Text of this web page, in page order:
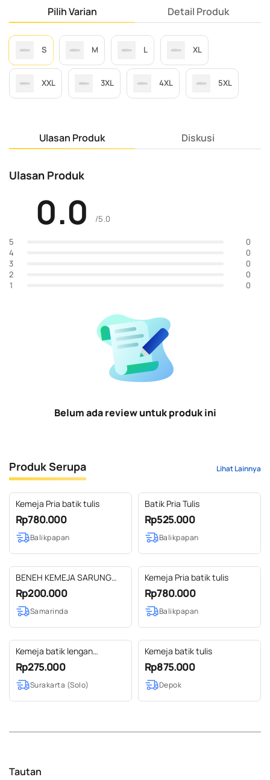
Pilih Varian Detail Produk
S M L XL
XXL 3XL 4XL 5XL
Ulasan Produk Diskusi
Ulasan Produk
0.0 /5.0
5
0
4
0
3
0
2
0
1
0
Belum ada review untuk produk ini
Produk Serupa Lihat Lainnya
Kemeja Pria batik tulis
Rp780.000
Balikpapan
Batik Pria Tulis
Rp525.000
Balikpapan
BENEH KEMEJA SARUNG
SAMARINDA TANPA KERAH
SIZE S
Rp200.000
Samarinda
Kemeja Pria batik tulis
Rp780.000
Balikpapan
Kemeja batik lengan
Rp275.000
Surakarta (Solo)
Kemeja batik tulis
Rp875.000
Depok
Tautan